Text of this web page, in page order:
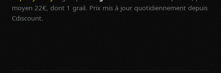
moyen 22€, dont 1 grail. Prix mis à jour quotidiennement depuis
Cdiscount.